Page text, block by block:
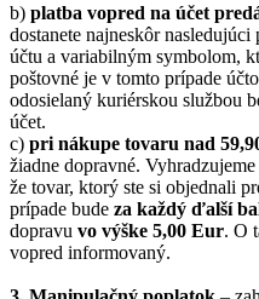
b) platba vopred na účet
dostanete najneskôr
účtu a variabilným symbolom,
poštovné je v tomto prípade
odosielaný kuriérskou službou
účet.
c) pri nákupe tovaru nad
žiadne dopravné.
že tovar, ktorý ste si objednali
prípade bude za každý ďalší
dopravu vo výške 5,00 Eur. O
vopred informovaný.